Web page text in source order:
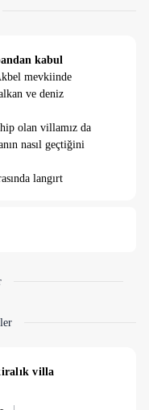
kabul
mevkiinde
ve deniz
olan villamız da
nasıl geçtiğini
langırt
oturma grubu,
bir havuza
villa